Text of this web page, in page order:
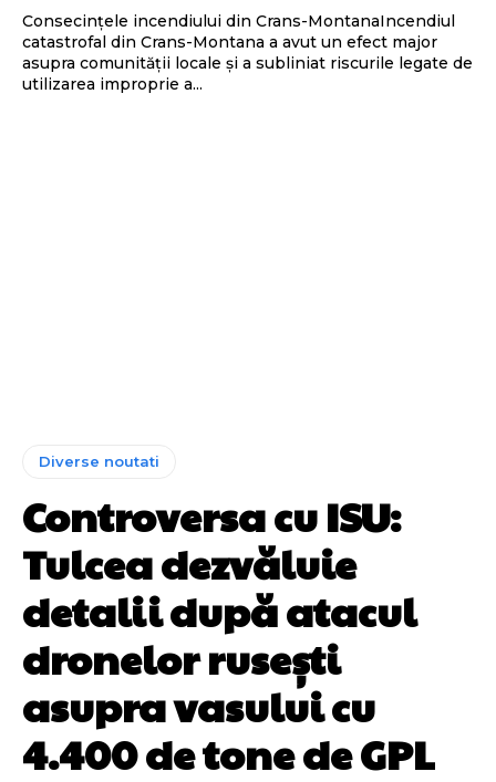
Consecințele incendiului din Crans-MontanaIncendiul
catastrofal din Crans-Montana a avut un efect major
asupra comunității locale și a subliniat riscurile legate de
utilizarea improprie a...
Diverse noutati
Controversa cu ISU:
Tulcea dezvăluie
detalii după atacul
dronelor rusești
asupra vasului cu
4.400 de tone de GPL